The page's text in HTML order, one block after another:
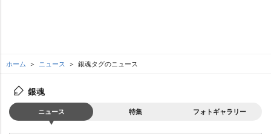
ホーム ニュース 銀魂タグのニュース
銀魂
ニュース 特集 フォトギャラリー